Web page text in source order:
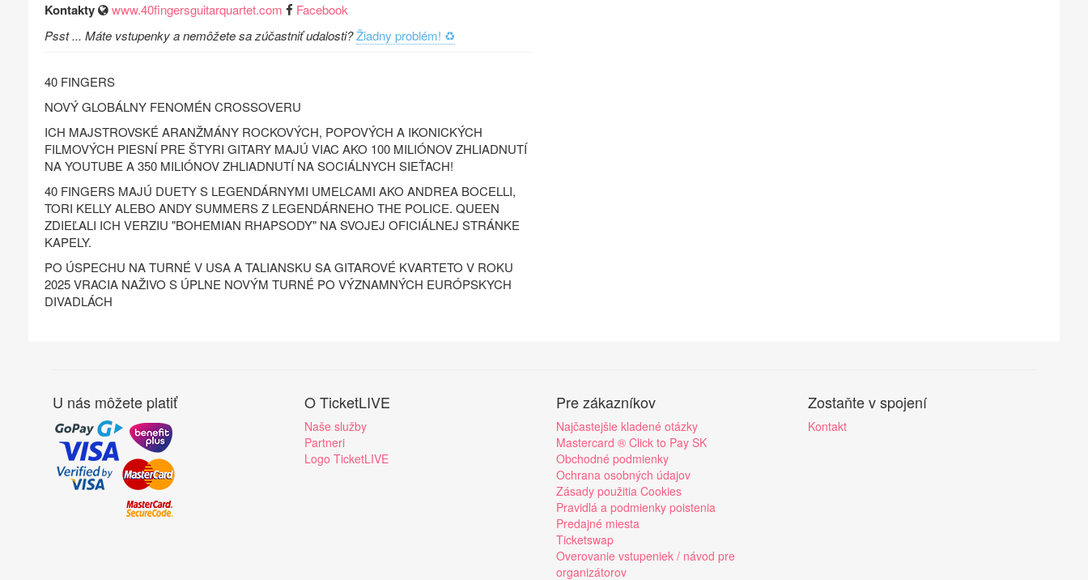
Kontakty www.40fingersguitarquartet.com
Facebook
Psst ... Máte vstupenky a nemôžete sa zúčastniť udalosti?Žiadny problém! ♻️
40 FINGERS
NOVÝ GLOBÁLNY FENOMÉN CROSSOVERU
ICH MAJSTROVSKÉ ARANŽMÁNY ROCKOVÝCH, POPOVÝCH A IKONICKÝCH
FILMOVÝCH PIESNÍ PRE ŠTYRI GITARY MAJÚ VIAC AKO 100 MILIÓNOV ZHLIADNUTÍ
NA YOUTUBE A 350 MILIÓNOV ZHLIADNUTÍ NA SOCIÁLNYCH SIEŤACH!
40 FINGERS MAJÚ DUETY S LEGENDÁRNYMI UMELCAMI AKO ANDREA BOCELLI,
TORI KELLY ALEBO ANDY SUMMERS Z LEGENDÁRNEHO THE POLICE. QUEEN
ZDIEĽALI ICH VERZIU "BOHEMIAN RHAPSODY" NA SVOJEJ OFICIÁLNEJ STRÁNKE
KAPELY.
PO ÚSPECHU NA TURNÉ V USA A TALIANSKU SA GITAROVÉ KVARTETO V ROKU
2025 VRACIA NAŽIVO S ÚPLNE NOVÝM TURNÉ PO VÝZNAMNÝCH EURÓPSKYCH
DIVADLÁCH
U nás môžete platiť O TicketLIVE
Naše služby
Partneri
Logo TicketLIVE
Pre zákazníkov
Najčastejšie kladené otázky
Mastercard ® Click to Pay SK
Obchodné podmienky
Ochrana osobných údajov
Zásady použitia Cookies
Pravidlá a podmienky poistenia
Predajné miesta
Ticketswap
Overovanie vstupeniek / návod pre
organizátorov
Zostaňte v spojení
Kontakt